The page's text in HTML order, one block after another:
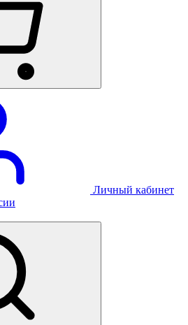
Личный кабинет